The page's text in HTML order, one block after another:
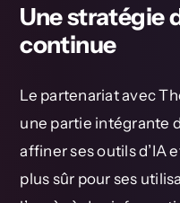
Une stratégie
continue
Le partenariat avec
une partie intégrante
affiner ses outils d’IA
plus sûr pour ses